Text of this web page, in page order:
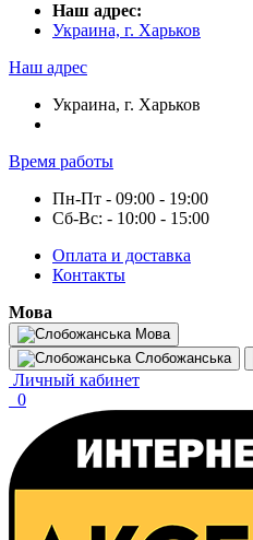
Наш адрес:
Украина, г. Харьков
Наш адрес
Украина, г. Харьков
Время работы
Пн-Пт - 09:00 - 19:00
Сб-Вс: - 10:00 - 15:00
Оплата и доставка
Контакты
Мова
Мова
Слобожанська
Личный кабинет
0